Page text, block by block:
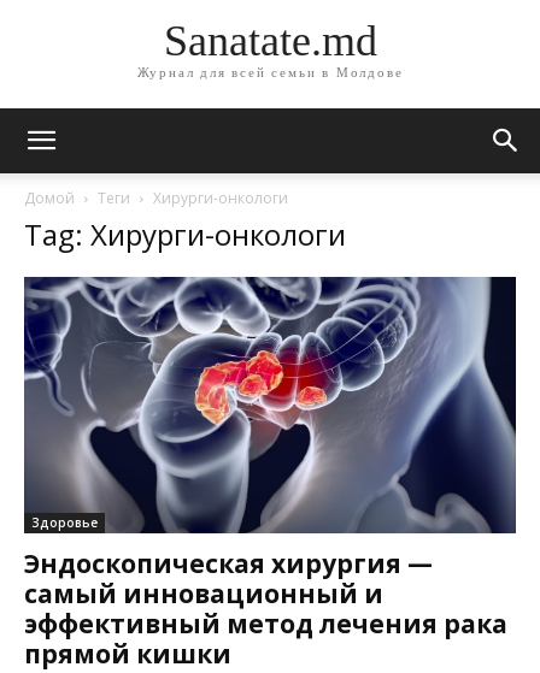
Sanatate.md
Журнал для всей семьи в Молдове
Домой Теги Хирурги-онкологи
Tag: Хирурги-онкологи
Здоровье
Эндоскопическая хирургия —
самый инновационный и
эффективный метод лечения рака
прямой кишки